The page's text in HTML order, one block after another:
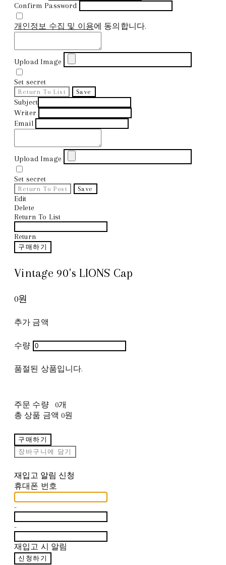
Confirm Password
개인정보 수집 및 이용에 동의합니다.
Upload Image
Set secret
Return To List Save
Subject
Writer
Email
Upload Image
Set secret
Return To Post Save
Edit
Delete
Return To List
Return
구매하기
Vintage 90's LIONS Cap
0원
추가 금액
수량
품절된 상품입니다.
주문 수량
0개
총 상품 금액 0원
구매하기
장바구니에 담기
재입고 알림 신청
휴대폰 번호
-
-
재입고 시 알림
신청하기